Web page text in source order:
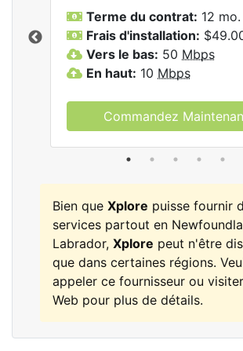
Terme du contrat: 12 mo.
Frais d'installation:
Vers le bas: 50 Mbps
En haut: 10 Mbps
Commandez
Bien que Xplore puisse fournir
services partout en
Labrador, Xplore peut n'être
que dans certaines régions.
appeler ce fournisseur ou
Web pour plus de détails.